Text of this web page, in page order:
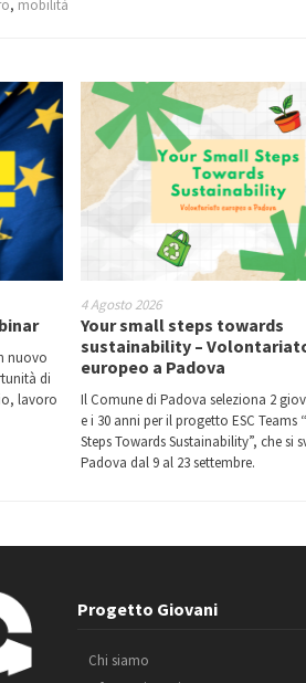
, mobilità
nuovo
di
lavoro
4 Agosto 2026
Your small steps towards
sustainability –
europeo a Padova
Il Comune di Padova seleziona 2
e i 30 anni per il progetto ESC Teams
Steps Towards Sustainability”, che si
Padova dal 9 al 23 settembre.
Progetto Giovani
Chi siamo